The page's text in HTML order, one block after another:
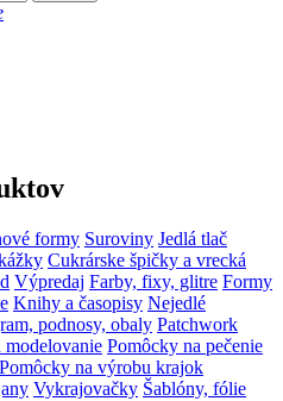
formy Suroviny Jedlá tlač
Cukrárske špičky a vrecká
Výpredaj Farby, fixy, glitre Formy
Knihy a časopisy Nejedlé
podnosy, obaly Patchwork
modelovanie Pomôcky na pečenie
Pomôcky na výrobu krajok
Vykrajovačky Šablóny, fólie